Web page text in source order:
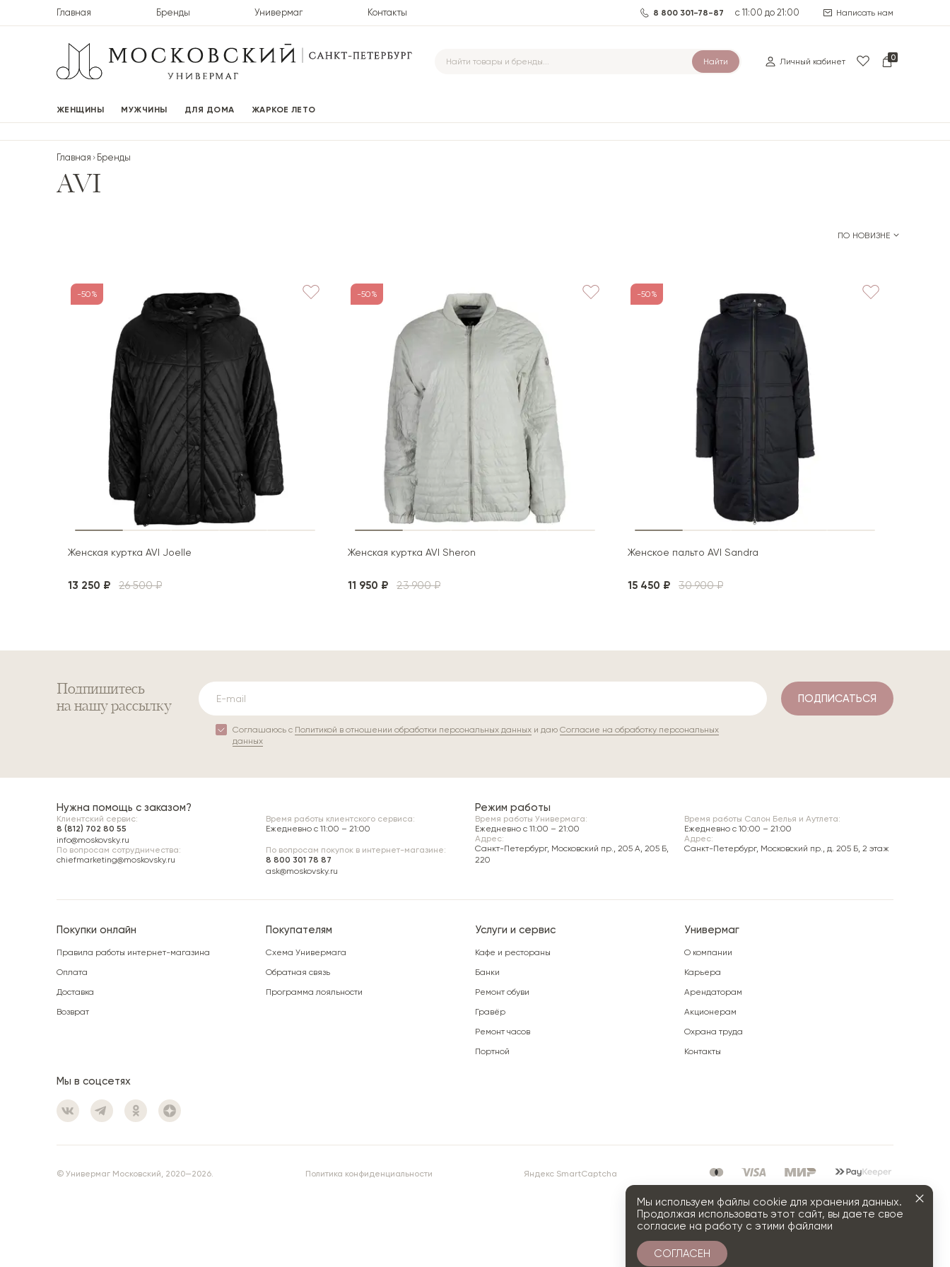
Главная Бренды Универмаг Контакты 8 800 301-78-87 с 11:00 до 21:00 Написать нам
Найти Личный кабинет 0
ЖЕНЩИНЫ МУЖЧИНЫ ДЛЯ ДОМА ЖАРКОЕ ЛЕТО
Главная Бренды
AVI
ПО НОВИЗНЕ
-50%
Женская куртка AVI Joelle
13 250 ₽ 26 500 ₽
-50%
Женская куртка AVI Sheron
11 950 ₽ 23 900 ₽
-50%
Женское пальто AVI Sandra
15 450 ₽ 30 900 ₽
Подпишитесь
на нашу рассылку
Соглашаюсь с Политикой в отношении обработки персональных данныхи даю Согласие на обработку персональных
данных
ПОДПИСАТЬСЯ
Нужна помощь с заказом?
Клиентский сервис:
8 (812) 702 80 55
info@moskovsky.ru
Время работы клиентского сервиса:
Ежедневно с 11:00 – 21:00
По вопросам сотрудничества:
chiefmarketing@moskovsky.ru
По вопросам покупок в интернет-магазине:
8 800 301 78 87
ask@moskovsky.ru
Режим работы
Время работы Универмага:
Ежедневно c 11:00 – 21:00
Адрес:
Санкт-Петербург, Московский пр., 205 А, 205 Б,
220
Время работы Салон Белья и Аутлета:
Ежедневно c 10:00 – 21:00
Адрес:
Санкт-Петербург, Московский пр., д. 205 Б, 2 этаж
Покупки онлайн
Правила работы интернет-магазина
Оплата
Доставка
Возврат
Покупателям
Схема Универмага
Обратная связь
Программа лояльности
Услуги и сервис
Кафе и рестораны
Банки
Ремонт обуви
Гравёр
Ремонт часов
Портной
Универмаг
О компании
Карьера
Арендаторам
Акционерам
Охрана труда
Контакты
Мы в соцсетях
© Универмаг Московский, 2020—2026. Политика конфиденциальности Яндекс SmartCaptcha
Мы используем файлы cookie для хранения данных.
Продолжая использовать этот сайт, вы даете свое
согласие на работу с этими файлами
СОГЛАСЕН